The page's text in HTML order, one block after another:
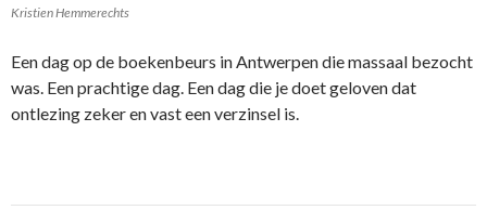
Kristien Hemmerechts
Een dag op de boekenbeurs in Antwerpen die massaal bezocht
was. Een prachtige dag. Een dag die je doet geloven dat
ontlezing zeker en vast een verzinsel is.